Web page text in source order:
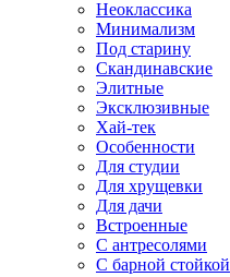
Неоклассика
Минимализм
Под старину
Скандинавские
Элитные
Эксклюзивные
Хай-тек
Особенности
Для студии
Для хрущевки
Для дачи
Встроенные
С антресолями
С барной стойкой